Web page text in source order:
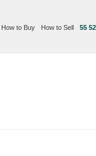
How to Buy How to Sell 55